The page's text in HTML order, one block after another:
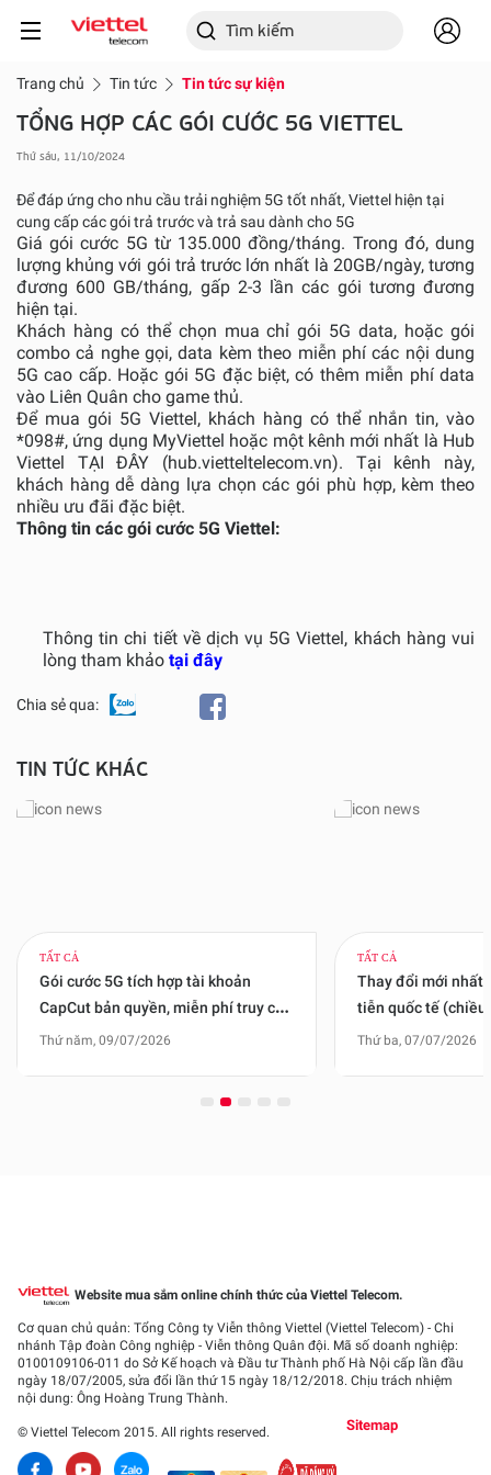
Trang chủ Tin tức Tin tức sự kiện
TỔNG HỢP CÁC GÓI CƯỚC 5G VIETTEL
Thứ sáu, 11/10/2024
Để đáp ứng cho nhu cầu trải nghiệm 5G tốt nhất, Viettel hiện tại
cung cấp các gói trả trước và trả sau dành cho 5G
Giá gói cước 5G từ 135.000 đồng/tháng. Trong đó, dung
lượng khủng với gói trả trước lớn nhất là 20GB/ngày, tương
đương 600 GB/tháng, gấp 2-3 lần các gói tương đương
hiện tại.
Khách hàng có thể chọn mua chỉ gói 5G data, hoặc gói
combo cả nghe gọi, data kèm theo miễn phí các nội dung
5G cao cấp. Hoặc gói 5G đặc biệt, có thêm miễn phí data
vào Liên Quân cho game thủ.
Để mua gói 5G Viettel, khách hàng có thể nhắn tin, vào
*098#, ứng dụng MyViettel hoặc một kênh mới nhất là Hub
Viettel TẠI ĐÂY (hub.vietteltelecom.vn). Tại kênh này,
khách hàng dễ dàng lựa chọn các gói phù hợp, kèm theo
nhiều ưu đãi đặc biệt.
Thông tin các gói cước 5G Viettel:
Thông tin chi tiết về dịch vụ 5G Viettel, khách hàng vui
lòng tham khảo tại đây
Chia sẻ qua:
TIN TỨC KHÁC
TẤT CẢ
Gói cước 5G tích hợp tài khoản
CapCut bản quyền, miễn phí truy cập
mạng xã hội
Thứ năm, 09/07/2026
TẤT CẢ
Thay đổi mới nhất
tiễn quốc tế
tại ga quốc tế Nội
Thứ ba, 07/07/2026
Website mua sắm online chính thức của Viettel Telecom.
Cơ quan chủ quản: Tổng Công ty Viễn thông Viettel (Viettel Telecom) - Chi
nhánh Tập đoàn Công nghiệp - Viễn thông Quân đội. Mã số doanh nghiệp:
0100109106-011 do Sở Kế hoạch và Đầu tư Thành phố Hà Nội cấp lần đầu
ngày 18/07/2005, sửa đổi lần thứ 15 ngày 18/12/2018. Chịu trách nhiệm
nội dung: Ông Hoàng Trung Thành.
© Viettel Telecom 2015. All rights reserved. Sitemap